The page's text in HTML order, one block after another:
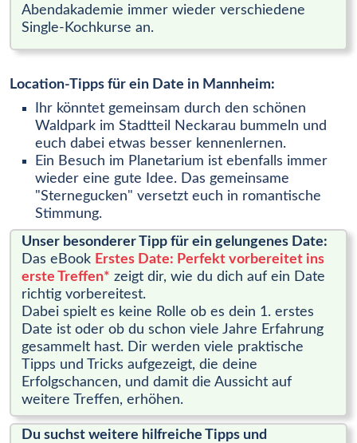
Abendakademie immer wieder verschiedene
Single-Kochkurse an.
Location-Tipps für ein Date in Mannheim:
Ihr könntet gemeinsam durch den schönen
Waldpark im Stadtteil Neckarau bummeln und
euch dabei etwas besser kennenlernen.
Ein Besuch im Planetarium ist ebenfalls immer
wieder eine gute Idee. Das gemeinsame
"Sternegucken" versetzt euch in romantische
Stimmung.
Unser besonderer Tipp für ein gelungenes Date:
Das eBook Erstes Date: Perfekt vorbereitet ins
erste Treffen* zeigt dir, wie du dich auf ein Date
richtig vorbereitest.
Dabei spielt es keine Rolle ob es dein 1. erstes
Date ist oder ob du schon viele Jahre Erfahrung
gesammelt hast. Dir werden viele praktische
Tipps und Tricks aufgezeigt, die deine
Erfolgschancen, und damit die Aussicht auf
weitere Treffen, erhöhen.
Du suchst weitere hilfreiche Tipps und